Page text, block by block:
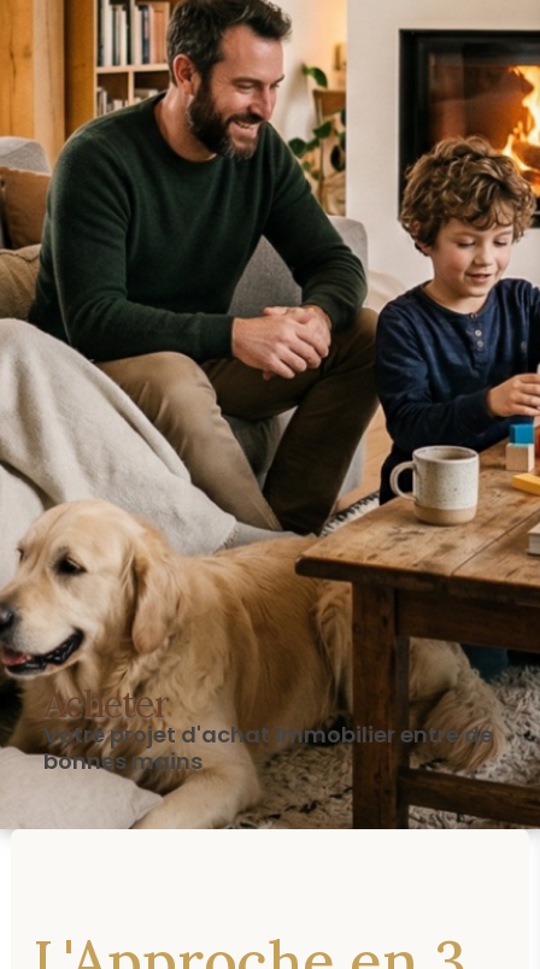
Acheter
Votre projet d'achat immobilier entre de
bonnes mains